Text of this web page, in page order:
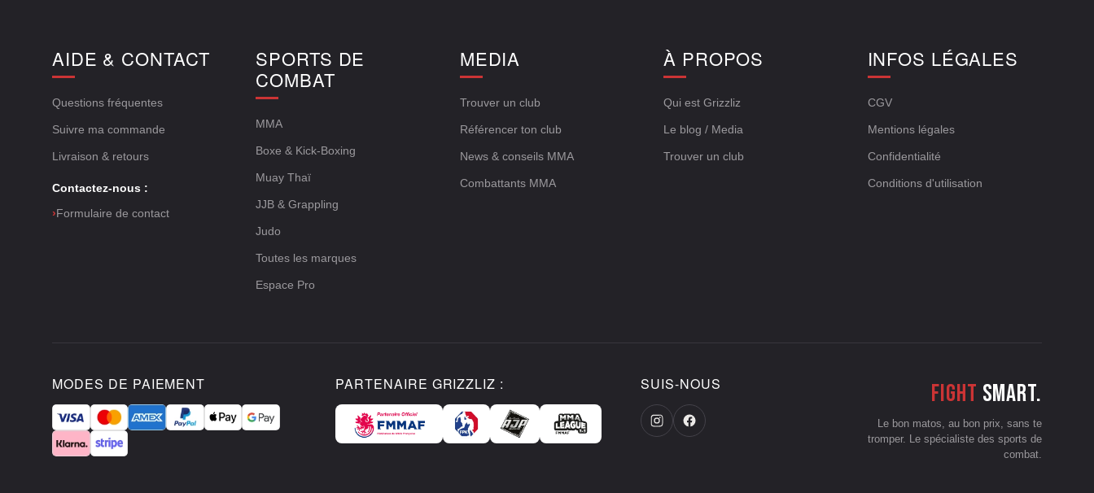
AIDE & CONTACT
Questions fréquentes
Suivre ma commande
Livraison & retours
Contactez-nous :
›Formulaire de contact
SPORTS DE
COMBAT
MMA
Boxe & Kick-Boxing
Muay Thaï
JJB & Grappling
Judo
Toutes les marques
Espace Pro
MEDIA
Trouver un club
Référencer ton club
News & conseils MMA
Combattants MMA
À PROPOS
Qui est Grizzliz
Le blog / Media
Trouver un club
INFOS LÉGALES
CGV
Mentions légales
Confidentialité
Conditions d'utilisation
MODES DE PAIEMENT PARTENAIRE GRIZZLIZ : SUIS-NOUS Fight smart.
Le bon matos, au bon prix, sans te
tromper. Le spécialiste des sports de
combat.